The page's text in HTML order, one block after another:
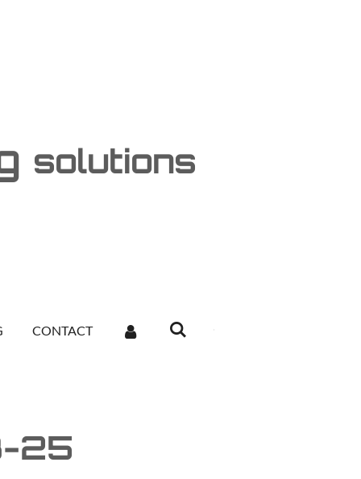
solutions
CONTACT
25